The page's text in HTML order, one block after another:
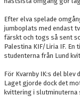
Efter elva spelade
jumboplats med endast
färskt och togs så sent
Palestina KIF/Liria IF. En
studenterna från Lund
För Kvarnby IK:s del blev
Laget gjorde dock det
kvittering i slutminuterna